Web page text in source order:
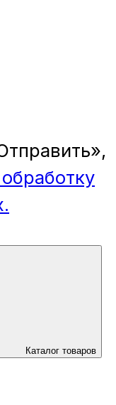
Каталог товаров